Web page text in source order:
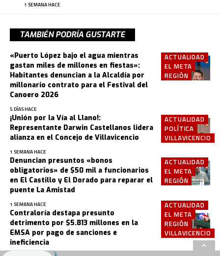
1 SEMANA HACE
TAMBIÉN PODRÍA GUSTARTE
ACTUALIDAD
EL META
REGIÓN
«Puerto López bajo el agua mientras
gastan miles de millones en fiestas»:
Habitantes denuncian a la Alcaldía por
millonario contrato para el Festival del
Canoero 2026
5 DÍAS HACE
ACTUALIDAD
POLÍTICA
VILLAVICENCIO
¡Unión por la Vía al Llano!:
Representante Darwin Castellanos lidera
alianza en el Concejo de Villavicencio
1 SEMANA HACE
ACTUALIDAD
EL META
REGIÓN
Denuncian presuntos «bonos
obligatorios» de $50 mil a funcionarios
en El Castillo y El Dorado para reparar el
puente La Amistad
1 SEMANA HACE
ACTUALIDAD
EL META
REGIÓN
VILLAVICENCIO
Contraloría destapa presunto
detrimento por $5.813 millones en la
EMSA por pago de sanciones e
ineficiencia